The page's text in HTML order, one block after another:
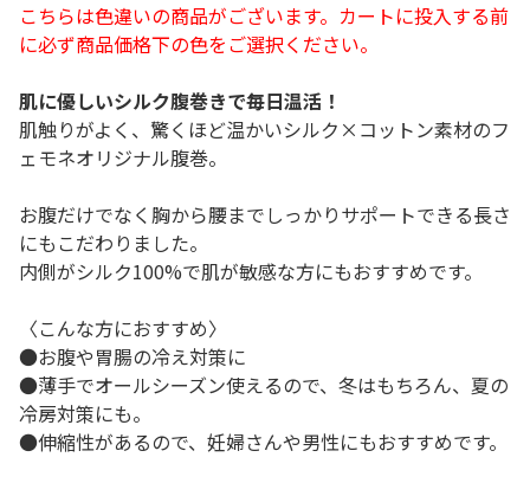
こちらは色違いの商品がございます。カートに投入する前
に必ず商品価格下の色をご選択ください。
肌に優しいシルク腹巻きで毎日温活！
肌触りがよく、驚くほど温かいシルク×コットン素材のフ
ェモネオリジナル腹巻。
お腹だけでなく胸から腰までしっかりサポートできる長さ
にもこだわりました。
内側がシルク100%で肌が敏感な方にもおすすめです。
〈こんな方におすすめ〉
●お腹や胃腸の冷え対策に
●薄手でオールシーズン使えるので、冬はもちろん、夏の
冷房対策にも。
●伸縮性があるので、妊婦さんや男性にもおすすめです。